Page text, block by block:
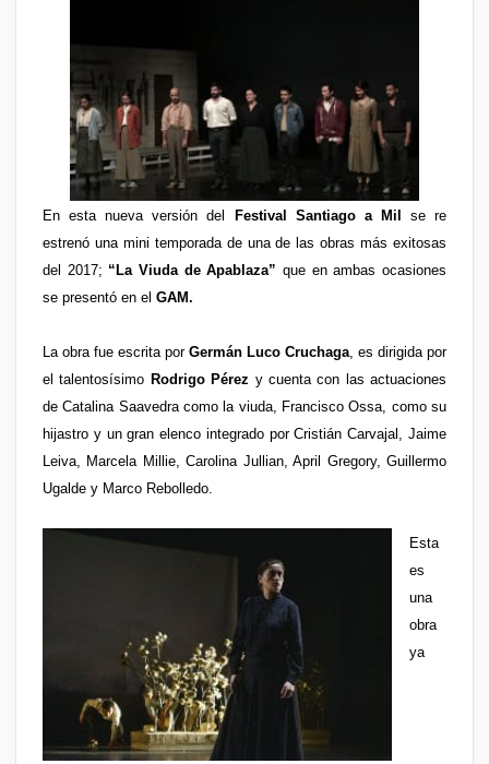
En esta nueva versión del Festival Santiago a Mil se re
estrenó una mini temporada de una de las obras más exitosas
del 2017; “La Viuda de Apablaza”que en ambas ocasiones
se presentó en el GAM.
La obra fue escrita por Germán Luco Cruchaga, es dirigida por
el talentosísimo Rodrigo Pérez y cuenta con las actuaciones
de Catalina Saavedra como la viuda, Francisco Ossa, como su
hijastro y un gran elenco integrado por Cristián Carvajal, Jaime
Leiva, Marcela Millie, Carolina Jullian, April Gregory, Guillermo
Ugalde y Marco Rebolledo.
Esta
es
una
obra
ya